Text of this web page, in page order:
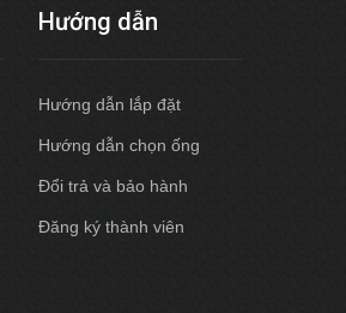
Hướng dẫn
Hướng dẫn lắp đặt
Hướng dẫn chọn ống
Đổi trả và bảo hành
Đăng ký thành viên